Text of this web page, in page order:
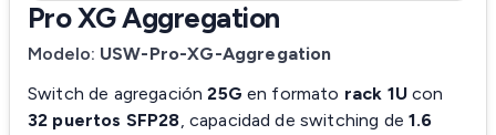
Pro XG Aggregation
Modelo: USW-Pro-XG-Aggregation
Switch de agregación25G en formato rack 1Ucon
32 puertos SFP28, capacidad de switching de1.6